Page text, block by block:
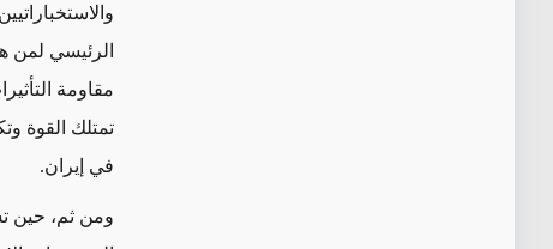
الرئيسي لمن
مقاومة
تمتلك القوة
في إيران.
ومن ثم، حين